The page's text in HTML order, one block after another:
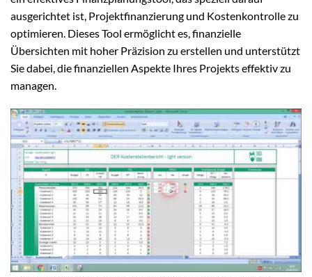
ausgerichtet ist, Projektfinanzierung und Kostenkontrolle zu
optimieren. Dieses Tool ermöglicht es, finanzielle
Übersichten mit hoher Präzision zu erstellen und unterstützt
Sie dabei, die finanziellen Aspekte Ihres Projekts effektiv zu
managen.